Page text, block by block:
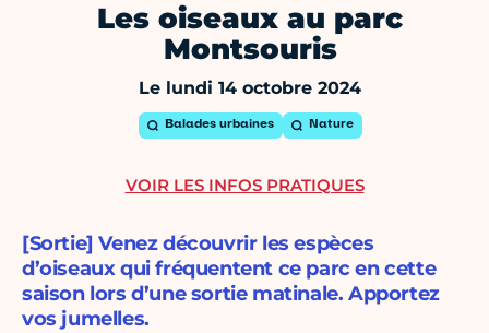
Les oiseaux au parc
Montsouris
Le lundi 14 octobre 2024
Balades urbaines Nature
[Sortie] Venez découvrir les espèces
d’oiseaux qui fréquentent ce parc en cette
saison lors d’une sortie matinale. Apportez
vos jumelles.
VOIR LES INFOS PRATIQUES